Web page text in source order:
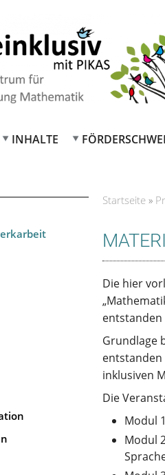
INHALTE
Startseite »
Die hier
entstanden
Grundlage
inklusiven
Die
Modul
Modul